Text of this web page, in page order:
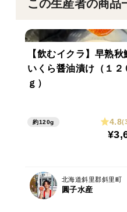
この生産者の商品
【飲むイクラ】早熟秋
いくら醤油漬け（１２
ｇ）
約120g 4.8
北海道斜里郡斜里町
圓子水産